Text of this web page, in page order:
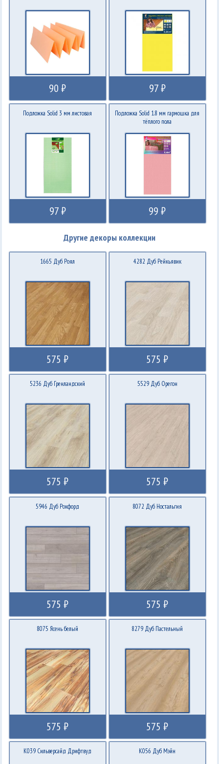
90 ₽ 97 ₽
Подложка Solid 3 мм листовая
97 ₽
Подложка Solid 1.8 мм гармошка для
тёплого пола
99 ₽
Другие декоры коллекции
1665 Дуб Роял
575 ₽
4282 Дуб Рейкьявик
575 ₽
5236 Дуб Гренландский
575 ₽
5529 Дуб Орегон
575 ₽
5946 Дуб Рокфорд
575 ₽
8072 Дуб Ностальгия
575 ₽
8075 Ясень белый
575 ₽
8279 Дуб Пастельный
575 ₽
K039 Сильверсайд Дрифтвуд K056 Дуб Мэйн